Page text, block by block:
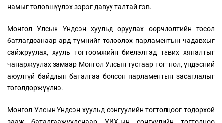
намыг төлөвшүүлэх зэрэг давуу талтай гэв.
Монгол Улсын Үндсэн хуульд оруулах өөрчлөлтийн төсөл
батлагдсанаар ард түмнийг төлөөлөх парламентын чадавхыг
сайжруулах, хууль тогтоомжийн биелэлтэд тавих хяналтыг
чанаржуулах замаар Монгол Улсын тусгаар тогтнол, үндэсний
аюулгүй байдлын баталгаа болсон парламентын засаглалыг
төгөлдөржүүлнэ.
Монгол Улсын Үндсэн хуульд сонгуулийн тогтолцоог тодорхой